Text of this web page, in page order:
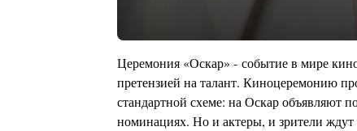
Церемония «Оскар» - событие в мире
претензией на талант. Киноцеремонию
стандартной схеме: на Оскар объявляют
номинациях. Но и актеры, и зрители